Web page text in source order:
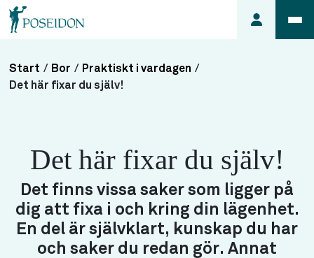
om
min
hyra
Så här
söker du
lägenhet
Start / Bor / Praktiskt i vardagen /
Det här fixar du själv!
Det här fixar du själv!
Det finns vissa saker som ligger på
dig att fixa i och kring din lägenhet.
En del är självklart, kunskap du har
och saker du redan gör. Annat